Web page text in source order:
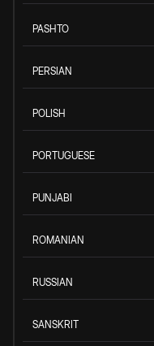
PASHTO
PERSIAN
POLISH
PORTUGUESE
PUNJABI
ROMANIAN
RUSSIAN
SANSKRIT